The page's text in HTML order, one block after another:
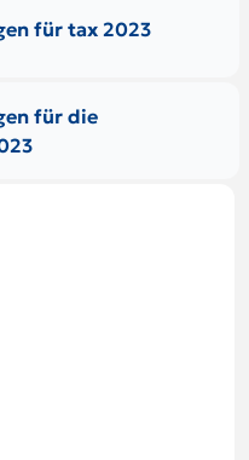
für tax 2023
für die